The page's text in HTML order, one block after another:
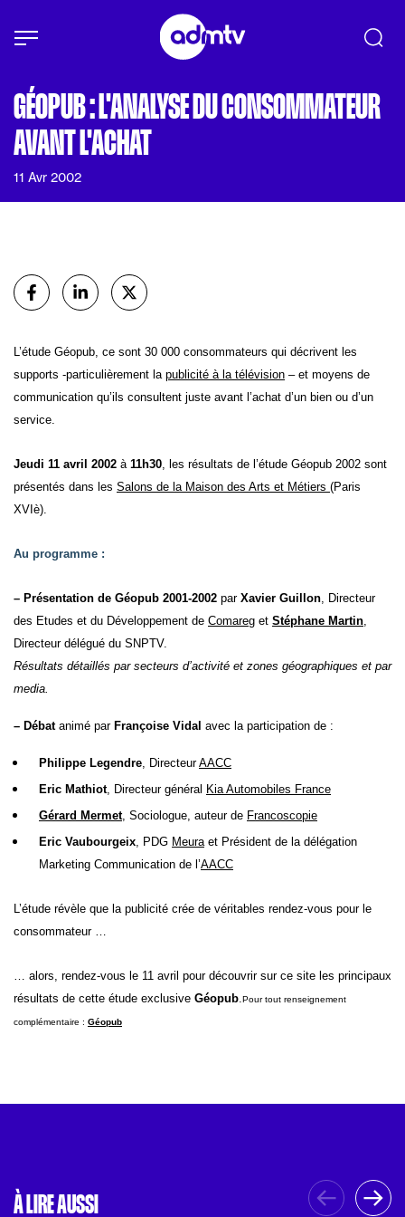
Aller au contenu principal
GÉOPUB : L'ANALYSE DU CONSOMMATEUR
AVANT L'ACHAT
11 Avr 2002
Partager
sur Facebook
sur Linkedinsur X (Twitter)
L’étude Géopub, ce sont 30 000 consommateurs qui décrivent les
supports -particulièrement la publicité à la télévision – et moyens de
communication qu’ils consultent juste avant l’achat d’un bien ou d’un
service.
Jeudi 11 avril 2002 à 11h30, les résultats de l’étude Géopub 2002 sont
présentés dans les Salons de la Maison des Arts et Métiers (Paris
XVIè).
Au programme :
– Présentation de Géopub 2001-2002 par Xavier Guillon, Directeur
des Etudes et du Développement de Comareg et Stéphane Martin,
Directeur délégué du SNPTV.
Résultats détaillés par secteurs d’activité et zones géographiques et par
media.
– Débatanimé par Françoise Vidal avec la participation de :
Philippe Legendre, DirecteurAACC
Eric Mathiot, Directeur général Kia Automobiles France
Gérard Mermet, Sociologue, auteur de Francoscopie
Eric Vaubourgeix, PDG Meuraet Président de la délégation
Marketing Communication de l’AACC
L’étude révèle que la publicité crée de véritables rendez-vous pour le
consommateur …
… alors, rendez-vous le 11 avril pour découvrir sur ce site les principaux
résultats de cette étude exclusive Géopub.Pour tout renseignement
complémentaire : Géopub
À LIRE AUSSI
Panneau de gestion des cookies